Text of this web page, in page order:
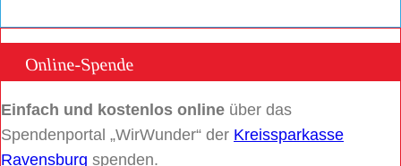
Online-Spende
Einfach und kostenlos online über das
Spendenportal „WirWunder“ der Kreissparkasse
Ravensburg spenden.